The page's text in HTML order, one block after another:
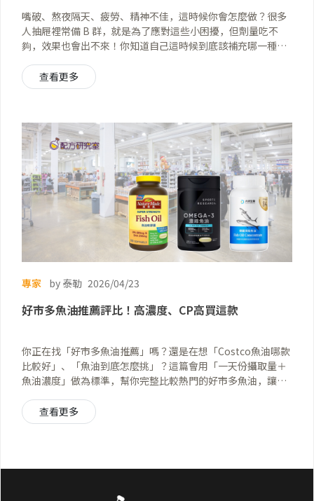
嘴破、熬夜隔天、疲勞、精神不佳，這時候你會怎麼做？很多
人抽屜裡常備 B 群，就是為了應對這些小困擾，但劑量吃不
夠，效果也會出不來！你知道自己這時候到底該補充哪一種
分秘密～
查看更多
專家 by 泰勒 2026/04/23
好市多魚油推薦評比！高濃度、CP高買這款
你正在找「好市多魚油推薦」嗎？還是在想「Costco魚油哪款
比較好」、「魚油到底怎麼挑」？這篇會用「一天份攝取量＋
魚油濃度」做為標準，幫你完整比較熱門的好市多魚油，讓你
查看更多